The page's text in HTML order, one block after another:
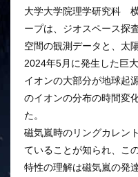
大学大学院理学研究科
ープは、ジオスペース探
空間の観測データと、太
2024年5月に発生した巨
イオンの大部分が地球起
のイオンの分布の時間変
た。
磁気嵐時のリングカレン
ていることが知られ、こ
特性の理解は磁気嵐の発